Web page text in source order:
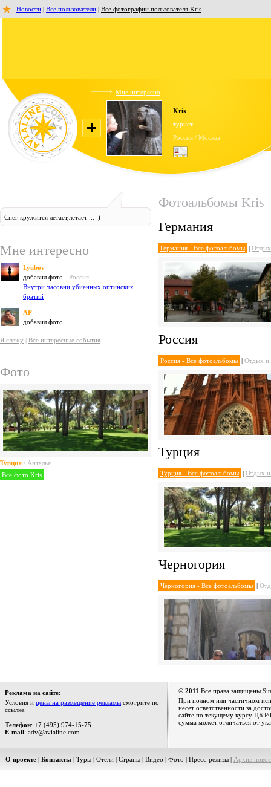
Новости | Все пользователи | Все фотографии пользователя Kris
Мне интересно
Kris
турист
Россия / Москва
Снег кружится летает,летает ... :)
Мне интересно
Lyubov
добавил фото - Россия
Внутри часовни убиенных оптинских
братий
AP
добавил фото
Я слежу | Все интересные события
Фото
Турция / Анталья
Все фото Kris
Фотоальбомы Kris
Германия
Германия - Все фотоальбомы | Отдых
Россия
Россия - Все фотоальбомы | Отдых и
Турция
Турция - Все фотоальбомы | Отдых и
Черногория
Черногория - Все фотоальбомы |
Реклама на сайте:
Условия и цены на размещение рекламы смотрите по
ссылке.
Телефон: +7 (495) 974-15-75
E-mail: adv@avialine.com
© 2011 Все права защищены
При полном или частичном
несет ответственности за
сайте по текущему курсу ЦБ
сумма может отличаться от
О проекте | Контакты | Туры | Отели | Страны | Видео | Фото | Пресс-релизы | Архив